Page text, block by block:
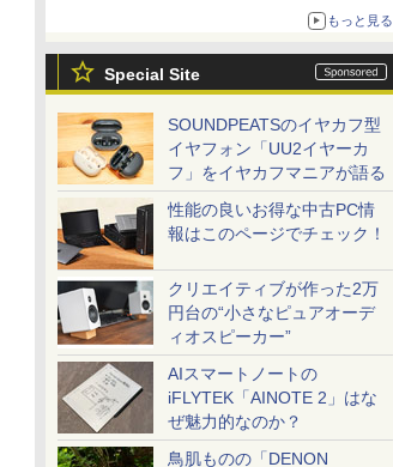
広告」対策強化を要請 著名人の写真や映像を
使った投資詐欺などへの対策として
もっと見る
Special Site
SOUNDPEATSのイヤカフ型
イヤフォン「UU2イヤーカ
フ」をイヤカフマニアが語る
性能の良いお得な中古PC情
報はこのページでチェック！
クリエイティブが作った2万
円台の“小さなピュアオーデ
ィオスピーカー”
AIスマートノートの
iFLYTEK「AINOTE 2」はな
ぜ魅力的なのか？
鳥肌ものの「DENON